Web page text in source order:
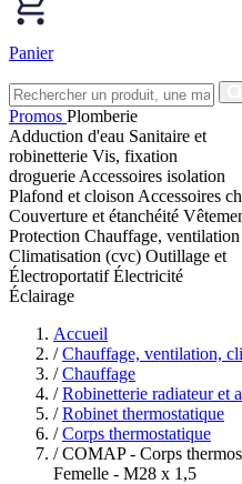
Panier
Promos Plomberie
Adduction d'eau Sanitaire et
robinetterie Vis, fixation
droguerie Accessoires isolation
Plafond et cloison Accessoires
Couverture et étanchéité
Protection Chauffage, ventilation
Climatisation (cvc) Outillage et
ÉlectroportatifÉlectricité
Éclairage
Accueil
/ Chauffage, ventilation,
/ Chauffage
/ Robinetterie radiateur et
/ Robinet thermostatique
/ Corps thermostatique
/ COMAP - Corps
Femelle - M28 x 1,5